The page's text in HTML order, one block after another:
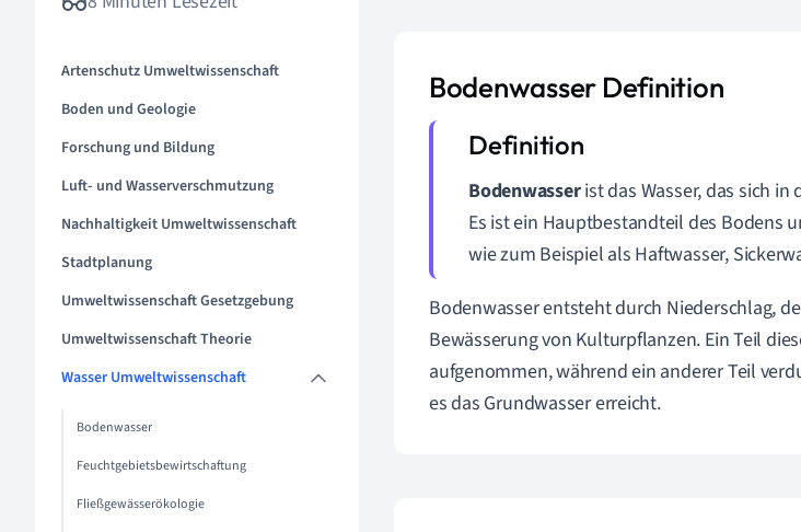
Artenschutz Umweltwissenschaft
Boden und Geologie
Forschung und Bildung
Luft- und Wasserverschmutzung
Nachhaltigkeit Umweltwissenschaft
Stadtplanung
Umweltwissenschaft Gesetzgebung
Umweltwissenschaft Theorie
Wasser Umweltwissenschaft
Bodenwasser
Feuchtgebietsbewirtschaftung
Fließgewässerökologie
Bodenwasser Definition
Bodenwasserist das Wasser, das sich
Es ist ein Hauptbestandteil des Bodens
wie zum Beispiel als Haftwasser,
Bodenwasser entsteht durch Niederschlag,
Bewässerung von Kulturpflanzen. Ein Teil
aufgenommen, während ein anderer Teil
es das Grundwasser erreicht.